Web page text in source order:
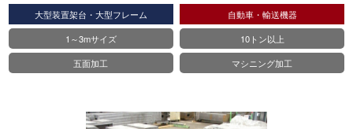
大型装置架台・大型フレーム
自動車・輸送機器
1～3mサイズ
10トン以上
五面加工
マシニング加工